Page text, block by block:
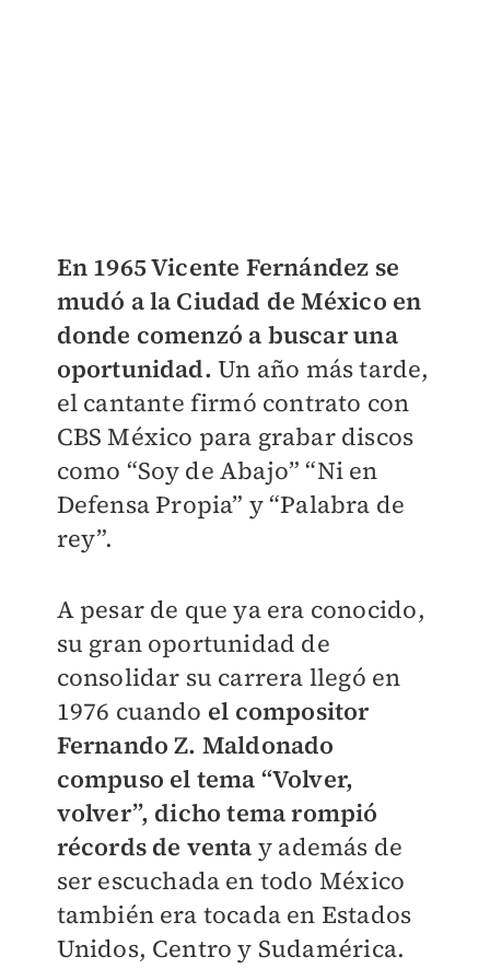
En 1965 Vicente Fernández se
mudó a la Ciudad de México en
donde comenzó a buscar una
oportunidad.Un año más tarde,
el cantante firmó contrato con
CBS México para grabar discos
como “Soy de Abajo” “Ni en
Defensa Propia” y “Palabra de
rey”.
A pesar de que ya era conocido,
su gran oportunidad de
consolidar su carrera llegó en
1976 cuando el compositor
Fernando Z. Maldonado
compuso el tema “Volver,
volver”, dicho tema rompió
récords de venta y además de
ser escuchada en todo México
también era tocada en Estados
Unidos, Centro y Sudamérica.